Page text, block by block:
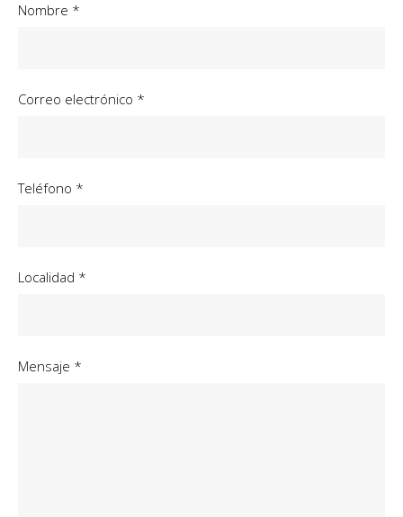
Nombre *
Correo electrónico *
Teléfono *
Localidad *
Mensaje *